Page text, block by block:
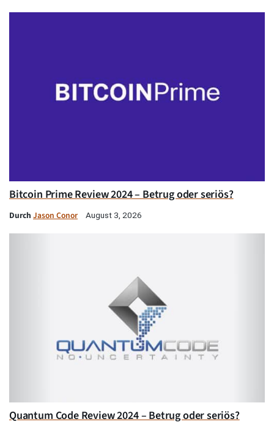
Bitcoin Prime Review 2024 – Betrug oder seriös?
Durch Jason Conor August 3, 2026
Quantum Code Review 2024 – Betrug oder seriös?